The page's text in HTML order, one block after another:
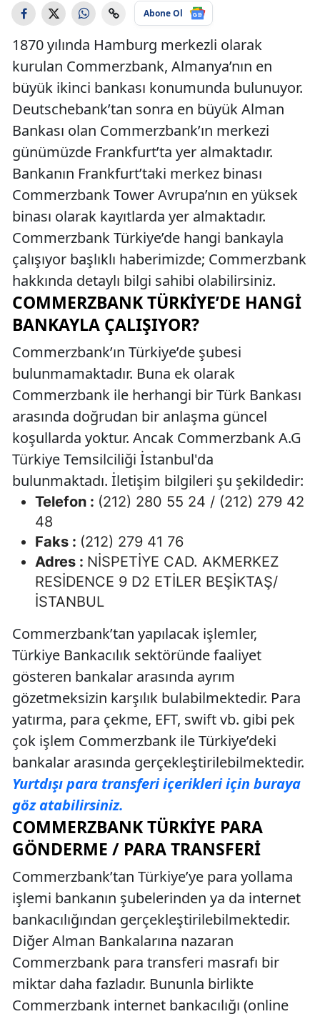
Abone Ol
1870 yılında Hamburg merkezli olarak
kurulan Commerzbank, Almanya’nın en
büyük ikinci bankası konumunda bulunuyor.
Deutschebank’tan sonra en büyük Alman
Bankası olan Commerzbank’ın merkezi
günümüzde Frankfurt’ta yer almaktadır.
Bankanın Frankfurt’taki merkez binası
Commerzbank Tower Avrupa’nın en yüksek
binası olarak kayıtlarda yer almaktadır.
Commerzbank Türkiye’de hangi bankayla
çalışıyor başlıklı haberimizde; Commerzbank
hakkında detaylı bilgi sahibi olabilirsiniz.
COMMERZBANK TÜRKIYE’DE HANGI
BANKAYLA ÇALIŞIYOR?
Commerzbank’ın Türkiye’de şubesi
bulunmamaktadır. Buna ek olarak
Commerzbank ile herhangi bir Türk Bankası
arasında doğrudan bir anlaşma güncel
koşullarda yoktur. Ancak Commerzbank A.G
Türkiye Temsilciliği İstanbul'da
bulunmaktadı. İletişim bilgileri şu şekildedir:
Telefon : (212) 280 55 24 / (212) 279 42
48
Faks : (212) 279 41 76
Adres : NİSPETİYE CAD. AKMERKEZ
RESİDENCE 9 D2 ETİLER BEŞİKTAŞ/
İSTANBUL
Commerzbank’tan yapılacak işlemler,
Türkiye Bankacılık sektöründe faaliyet
gösteren bankalar arasında ayrım
gözetmeksizin karşılık bulabilmektedir. Para
yatırma, para çekme, EFT, swift vb. gibi pek
çok işlem Commerzbank ile Türkiye’deki
bankalar arasında gerçekleştirilebilmektedir.
Yurtdışı para transferi içerikleri için buraya
göz atabilirsiniz.
COMMERZBANK TÜRKIYE PARA
GÖNDERME / PARA TRANSFERI
Commerzbank’tan Türkiye’ye para yollama
işlemi bankanın şubelerinden ya da internet
bankacılığından gerçekleştirilebilmektedir.
Diğer Alman Bankalarına nazaran
Commerzbank para transferi masrafı bir
miktar daha fazladır. Bununla birlikte
Commerzbank internet bankacılığı (online